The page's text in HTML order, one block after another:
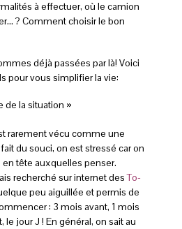
à effectuer, où le camion
? Comment choisir le bon
déjà passées par là! Voici
pour vous simplifier la vie:
de la situation »
rarement vécu comme une
du souci, on est stressé car on
tête auxquelles penser.
recherché sur internet desTo-
peu aiguillée et permis de
: 3 mois avant, 1 mois
le jour J ! En général, on sait au